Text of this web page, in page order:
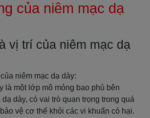
của niêm mạc dạ
vị trí của niêm mạc dạ
niêm mạc dạ dày:
là một lớp mô mỏng bao phủ bên
dày, có vai trò quan trọng trong quá
vệ cơ thể khỏi các vi khuẩn có hại.